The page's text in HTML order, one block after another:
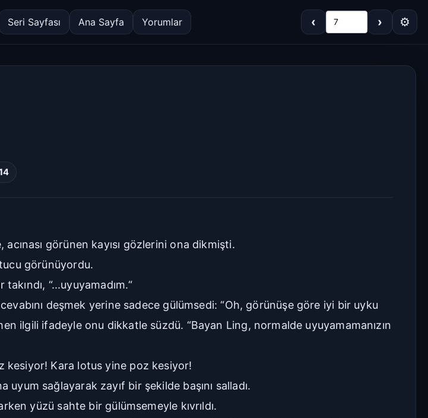
Seri Sayfası Ana Sayfa Yorumlar ‹ 7 › ⚙
acınası görünen kayısı gözlerini ona dikmişti.
görünüyordu.
“...uyuyamadım.“
deşmek yerine sadece gülümsedi: “Oh, görünüşe göre iyi bir uyku
ilgili ifadeyle onu dikkatle süzdü. “Bayan Ling, normalde uyuyamamanızın
kesiyor! Kara lotus yine poz kesiyor!
uyum sağlayarak zayıf bir şekilde başını salladı.
yüzü sahte bir gülümsemeyle kıvrıldı.